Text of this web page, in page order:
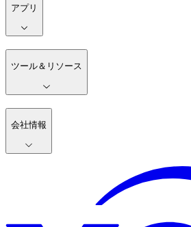
アプリ
ツール＆リソース
会社情報